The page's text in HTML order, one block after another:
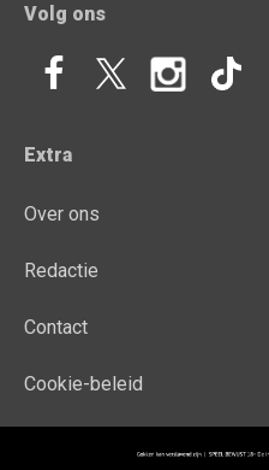
Volg ons
Extra
Over ons
Redactie
Contact
Cookie-beleid